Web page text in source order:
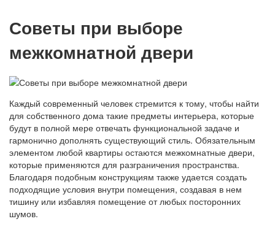
Советы при выборе
межкомнатной двери
Каждый современный человек стремится к тому, чтобы найти
для собственного дома такие предметы интерьера, которые
будут в полной мере отвечать функциональной задаче и
гармонично дополнять существующий стиль. Обязательным
элементом любой квартиры остаются межкомнатные двери,
которые применяются для разграничения пространства.
Благодаря подобным конструкциям также удается создать
подходящие условия внутри помещения, создавая в нем
тишину или избавляя помещение от любых посторонних
шумов.